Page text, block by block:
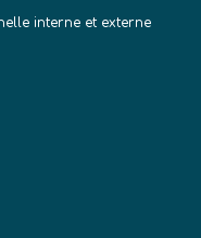
interne et externe